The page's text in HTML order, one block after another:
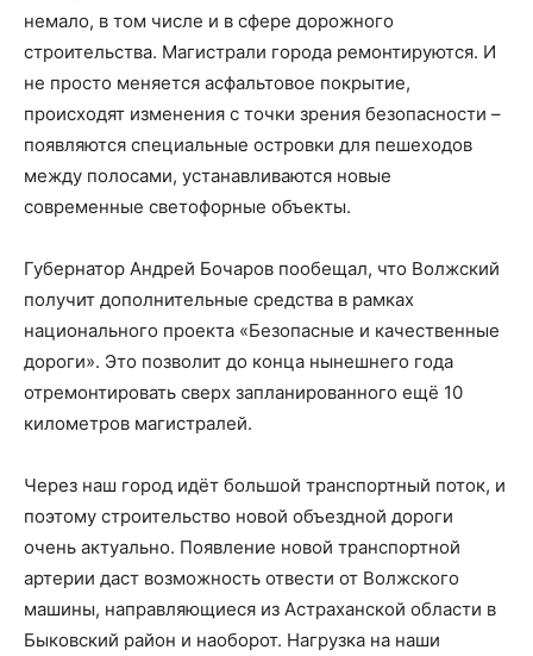
немало, в том числе и в сфере дорожного
строительства. Магистрали города ремонтируются. И
не просто меняется асфальтовое покрытие,
происходят изменения с точки зрения безопасности –
появляются специальные островки для пешеходов
между полосами, устанавливаются новые
современные светофорные объекты.
Губернатор Андрей Бочаров пообещал, что Волжский
получит дополнительные средства в рамках
национального проекта «Безопасные и качественные
дороги». Это позволит до конца нынешнего года
отремонтировать сверх запланированного ещё 10
километров магистралей.
Через наш город идёт большой транспортный поток, и
поэтому строительство новой объездной дороги
очень актуально. Появление новой транспортной
артерии даст возможность отвести от Волжского
машины, направляющиеся из Астраханской области в
Быковский район и наоборот. Нагрузка на наши